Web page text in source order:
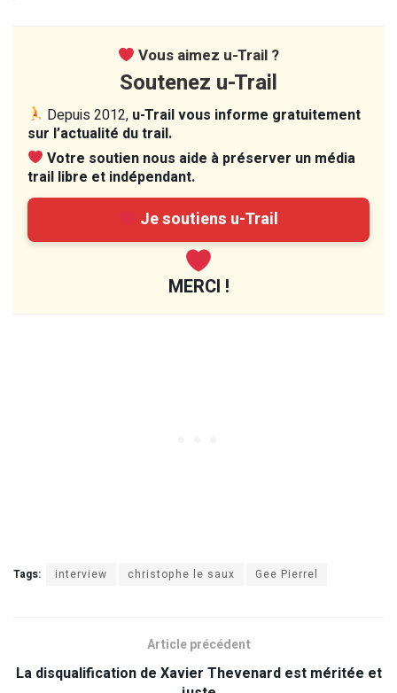
Vous aimez u-Trail ?
Soutenez u-Trail
Depuis 2012, u-Trail vous informe gratuitement
sur l’actualité du trail.
Votre soutien nous aide à préserver un média
trail libre et indépendant.
Je soutiens u-Trail
MERCI !
Tags: interview christophe le saux Gee Pierrel
Article précédent
La disqualification de Xavier Thevenard est méritée et